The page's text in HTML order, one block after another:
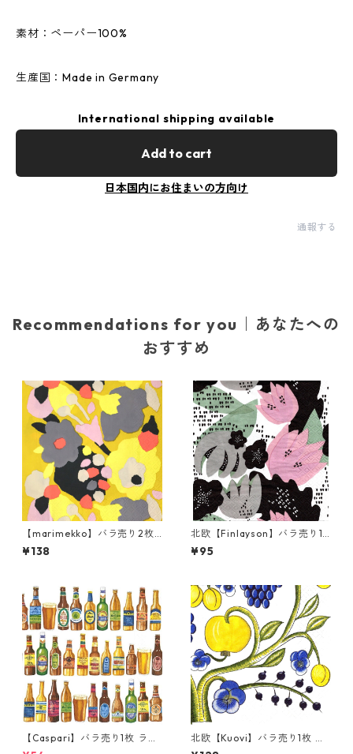
素材：ペーパー100%
生産国：Made in Germany
International shipping available
Add to cart
日本国内にお住まいの方向け
通報する
Recommendations for you｜あなたへの
おすすめ
【marimekko】バラ売り2枚
ランチサイズ ペーパーナプキ
ン PAIVANSANKARI イエロー
¥138
北欧【Finlayson】バラ売り1
枚 ランチサイズ ペーパーナプ
キン ULPU ピンク
¥95
【Caspari】バラ売り1枚 ラン
チサイズ ペーパーナプキン 99
北欧【Kuovi】バラ売り1枚 ラ
ンチサイズ ペーパーナプキン